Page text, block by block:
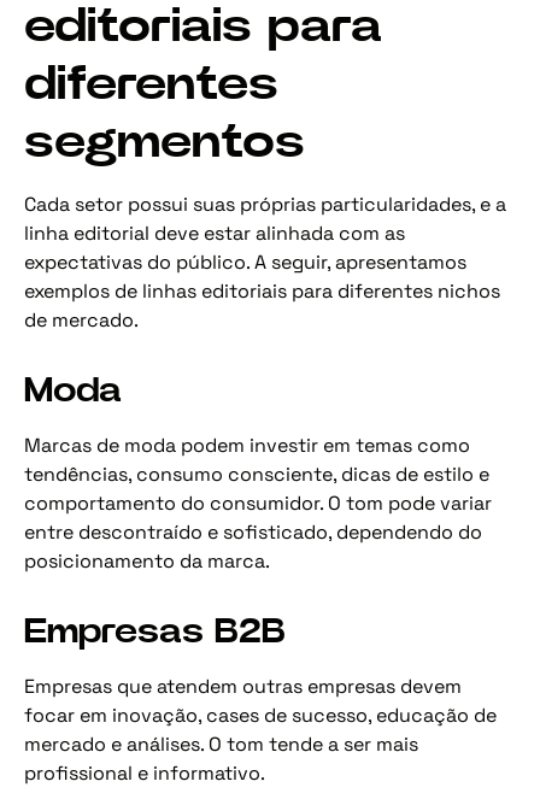
editoriais para
diferentes
segmentos
Cada setor possui suas próprias particularidades, e a
linha editorial deve estar alinhada com as
expectativas do público. A seguir, apresentamos
exemplos de linhas editoriais para diferentes nichos
de mercado.
Moda
Marcas de moda podem investir em temas como
tendências, consumo consciente, dicas de estilo e
comportamento do consumidor. O tom pode variar
entre descontraído e sofisticado, dependendo do
posicionamento da marca.
Empresas B2B
Empresas que atendem outras empresas devem
focar em inovação, cases de sucesso, educação de
mercado e análises. O tom tende a ser mais
profissional e informativo.